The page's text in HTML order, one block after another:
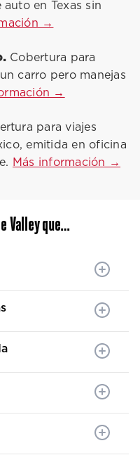
en Texas sin
→
Cobertura para
carro pero manejas
→
para viajes
emitida en oficina
Más información →
Valley que…